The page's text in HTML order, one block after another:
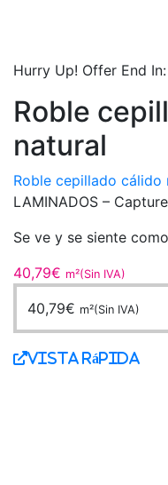
Hurry Up! Offer End In:
Roble
natural
Roble cepillado cálido
LAMINADOS – Capture |
Se ve y se siente
40,79€ m²(Sin IVA)
40,79€ m²(Sin IVA)
Vista Rápida